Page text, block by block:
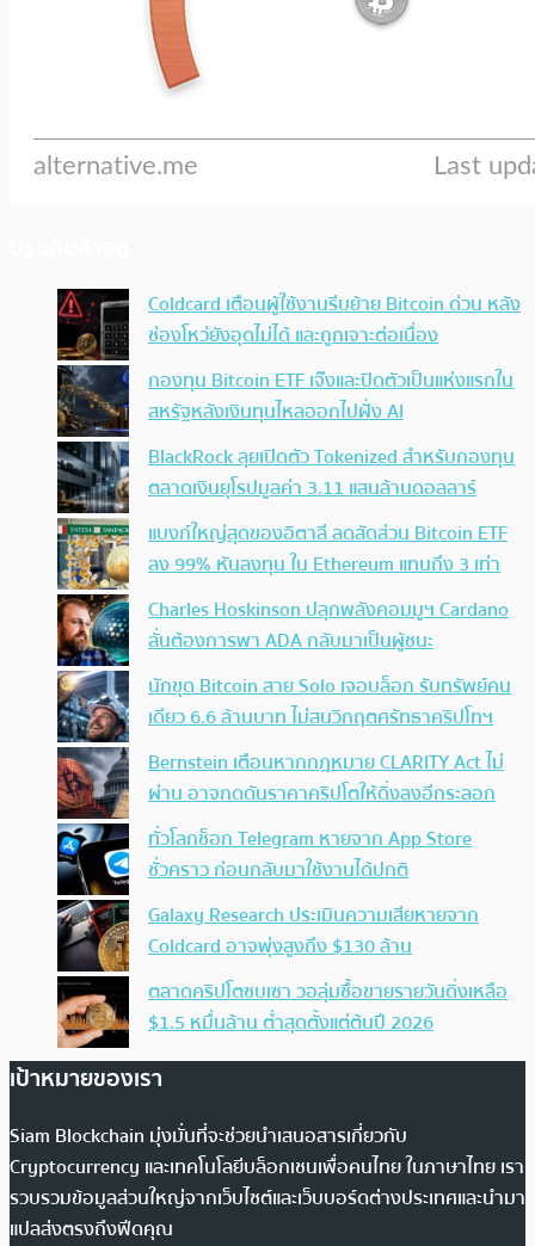
Coldcard เตือนผู้ใช้งานรีบย้าย Bitcoin ด่วน หลัง
ช่องโหว่ยังอุดไม่ได้ และถูกเจาะต่อเนื่อง
กองทุน Bitcoin ETF เจ๊งและปิดตัวเป็นแห่งแรกใน
สหรัฐหลังเงินทุนไหลออกไปฝั่ง AI
BlackRock ลุยเปิดตัว Tokenized สำหรับกองทุน
ตลาดเงินยุโรปมูลค่า 3.11 แสนล้านดอลลาร์
แบงก์ใหญ่สุดของอิตาลี ลดสัดส่วน Bitcoin ETF
ลง 99% หันลงทุน ใน Ethereum แทนถึง 3 เท่า
Charles Hoskinson ปลุกพลังคอมมูฯ Cardano
ลั่นต้องการพา ADA กลับมาเป็นผู้ชนะ
นักขุด Bitcoin สาย Solo เจอบล็อก รับทรัพย์คน
เดียว 6.6 ล้านบาท ไม่สนวิกฤตศรัทธาคริปโทฯ
Bernstein เตือนหากกฎหมาย CLARITY Act ไม่
ผ่าน อาจกดดันราคาคริปโตให้ดิ่งลงอีกระลอก
ทั่วโลกช็อก Telegram หายจาก App Store
ชั่วคราว ก่อนกลับมาใช้งานได้ปกติ
Galaxy Research ประเมินความเสียหายจาก
Coldcard อาจพุ่งสูงถึง $130 ล้าน
ตลาดคริปโตซบเซา วอลุ่มซื้อขายรายวันดิ่งเหลือ
$1.5 หมื่นล้าน ต่ำสุดตั้งแต่ต้นปี 2026
เป้าหมายของเรา
Siam Blockchain มุ่งมั่นที่จะช่วยนำเสนอสารเกี่ยวกับ
Cryptocurrency และเทคโนโลยีบล็อกเชนเพื่อคนไทย ในภาษาไทย เรา
รวบรวมข้อมูลส่วนใหญ่จากเว็บไซต์และเว็บบอร์ดต่างประเทศและนำมา
แปลส่งตรงถึงฟีดคุณ